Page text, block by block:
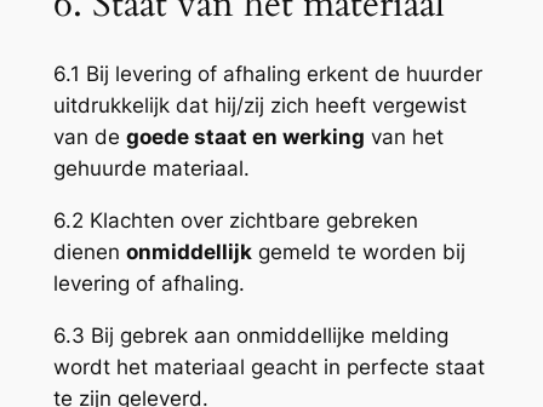
6.1 Bij levering of afhaling erkent de huurder
uitdrukkelijk dat hij/zij zich heeft vergewist
van de goede staat en werking van het
gehuurde materiaal.
6.2 Klachten over zichtbare gebreken
dienen onmiddellijkgemeld te worden bij
levering of afhaling.
6.3 Bij gebrek aan onmiddellijke melding
wordt het materiaal geacht in perfecte staat
te zijn geleverd.